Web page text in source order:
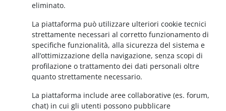
eliminato.
La piattaforma può utilizzare ulteriori cookie tecnici
strettamente necessari al corretto funzionamento di
specifiche funzionalità, alla sicurezza del sistema e
all’ottimizzazione della navigazione, senza scopi di
profilazione o trattamento dei dati personali oltre
quanto strettamente necessario.
La piattaforma include aree collaborative (es. forum,
chat) in cui gli utenti possono pubblicare